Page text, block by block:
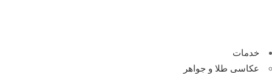
خدمات
عکاسی طلا و جواهر